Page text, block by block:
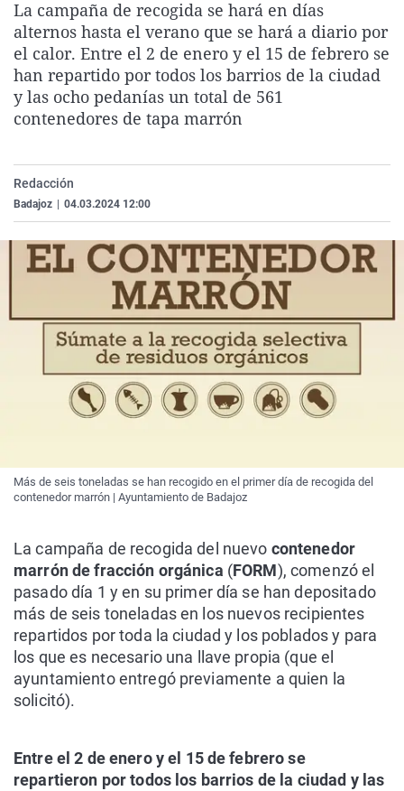
La rosa de los vientos
Gente viajera
Como el perro y el
Caso
Retornados
Equipo de
Extremadura
Galicia
La Rioja
Virales
Televisión
Elecciones
La campaña de recogida se hará en días
alternos hasta el verano que se hará a diario por
el calor. Entre el 2 de enero y el 15 de febrero se
han repartido por todos los barrios de la ciudad
y las ocho pedanías un total de 561
contenedores de tapa marrón
Redacción
Badajoz 04.03.2024 12:00
Más de seis toneladas se han recogido en el primer día de recogida del
contenedor marrón | Ayuntamiento de Badajoz
La campaña de recogida del nuevo contenedor
marrón de fracción orgánica (FORM), comenzó el
pasado día 1 y en su primer día se han depositado
más de seis toneladas en los nuevos recipientes
repartidos por toda la ciudad y los poblados y para
los que es necesario una llave propia (que el
ayuntamiento entregó previamente a quien la
solicitó).
Entre el 2 de enero y el 15 de febrero se
repartieron por todos los barrios de la ciudad y las